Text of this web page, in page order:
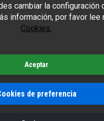
cambiar la configuración
información, por favor
Cookies.
Aceptar
de preferencia